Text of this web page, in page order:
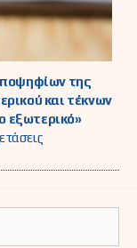
της
και τέκνων
εξωτερικό»